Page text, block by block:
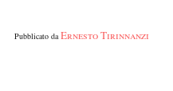
Pubblicato daErnesto Tirinnanzi